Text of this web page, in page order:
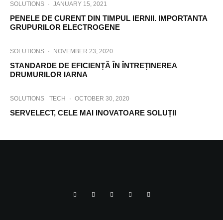
SOLUTIONS · JANUARY 15, 2021
PENELE DE CURENT DIN TIMPUL IERNII. IMPORTANTA
GRUPURILOR ELECTROGENE
SOLUTIONS · NOVEMBER 23, 2020
STANDARDE DE EFICIENȚÃ ÎN ÎNTREȚINEREA
DRUMURILOR IARNA
SOLUTIONS TECH · OCTOBER 30, 2020
SERVELECT, CELE MAI INOVATOARE SOLUȚII